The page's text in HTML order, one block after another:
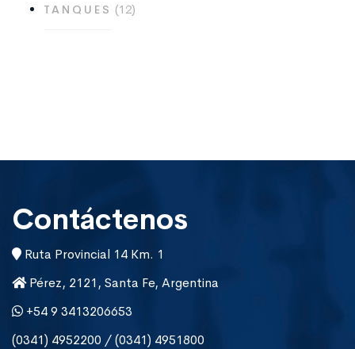
TANQUES 12
productos
Contáctenos
Ruta Provincial 14 Km. 1
Pérez, 2121, Santa Fe, Argentina
+54 9 3413206653
(0341) 4952200 / (0341) 4951800